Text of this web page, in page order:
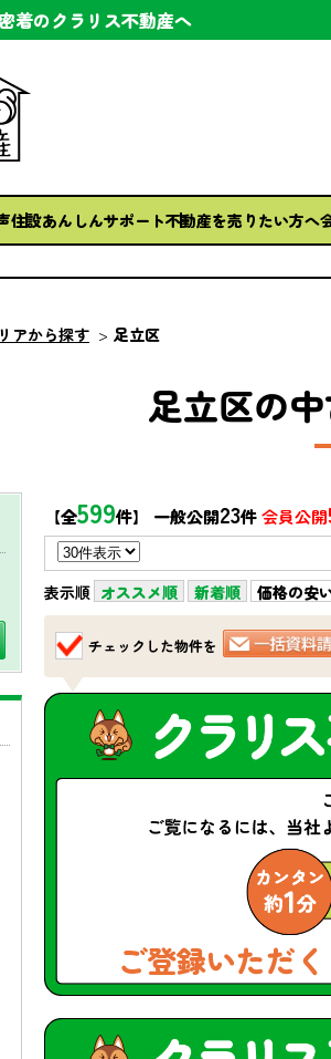
着のクラリス不動産へ
住設あんしんサポート不動産を売りたい方へ
アから探す 足立区
足立区の
【全599件】 一般公開23件会員公開
表示順 オススメ順 新着順 価格の安
チェックした物件を
ご登録いただく